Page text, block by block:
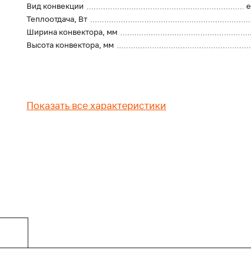
Вид конвекции
Теплоотдача, Вт
Ширина конвектора, мм
Высота конвектора, мм
Показать все характеристики